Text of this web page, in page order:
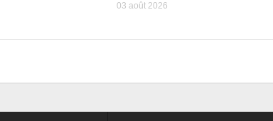
03 août 2026